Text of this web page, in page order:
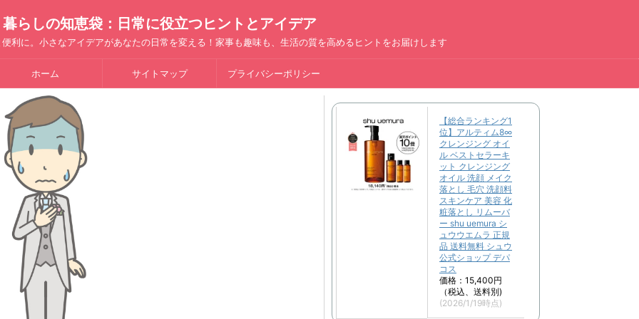
暮らしの知恵袋：日常に役立つヒントとアイデア
便利に。小さなアイデアがあなたの日常を変える！家事も趣味も、生活の質を高めるヒントをお届けします
ホーム サイトマップ プライバシーポリシー
【総合ランキング1
位】アルティム8∞
クレンジング オイ
ル ベストセラーキ
ット クレンジング
オイル 洗顔 メイク
落とし 毛穴 洗顔料
スキンケア 美容 化
粧落とし リムーバ
ー shu uemura シ
ュウウエムラ 正規
品 送料無料 シュウ
公式ショップ デパ
コス
価格：15,400円
（税込、送料別)
(2026/1/19時点)